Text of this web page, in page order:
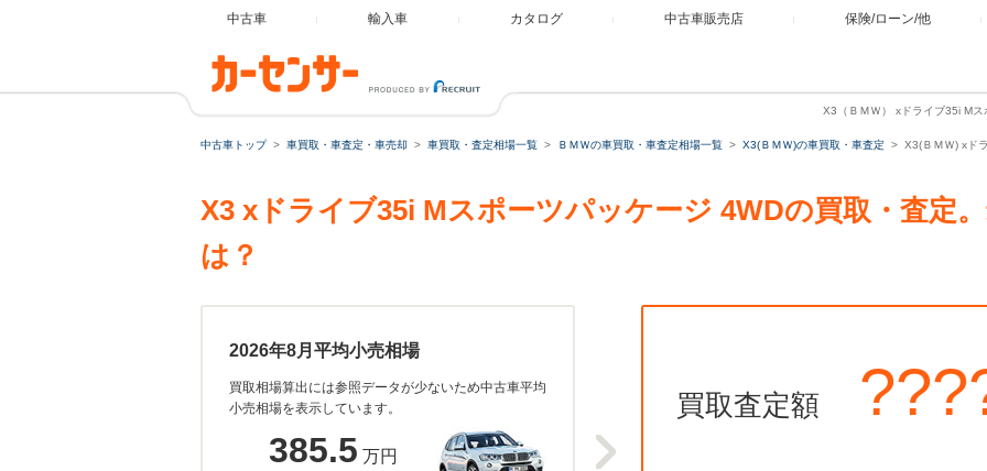
中古車 輸入車 カタログ 中古車販売店 保険/ローン/他
X3（ＢＭＷ） xドライブ35i M
中古車トップ 車買取・車査定・車売却 車買取・査定相場一覧 ＢＭＷの車買取・車査定相場一覧 X3(ＢＭＷ)の車買取・車査定 X3(ＢＭＷ) xド
X3 xドライブ35i Mスポーツパッケージ 4WDの買取・査定
は？
2026年8月平均小売相場
買取相場算出には参照データが少ないため中古車平均
小売相場を表示しています。
385.5 万円
買取査定額